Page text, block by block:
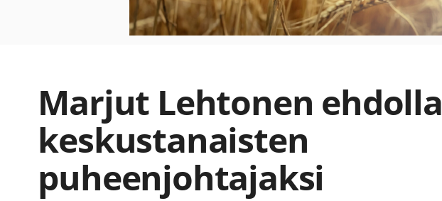
Marjut Lehtonen ehdolla
keskustanaisten
puheenjohtajaksi